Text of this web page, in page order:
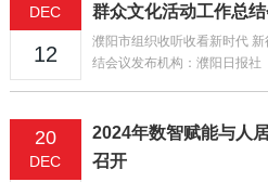
DEC
12
群众文化活动工作总
濮阳市组织收听收看新时代
结会议发布机构：濮阳日报
20
DEC
2024年数智赋能与人
召开